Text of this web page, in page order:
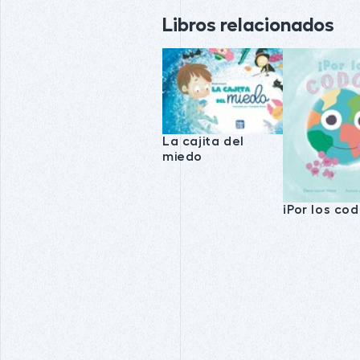
Libros relacionados
La cajita del
miedo
¡Por los